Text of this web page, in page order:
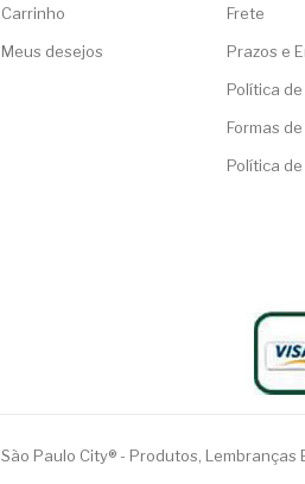
Carrinho
Meus desejos
Frete
Prazos e
Política
Formas
Política
São Paulo City® - Produtos, Lembranças